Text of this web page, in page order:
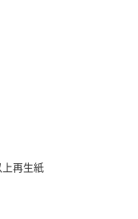
上再生紙